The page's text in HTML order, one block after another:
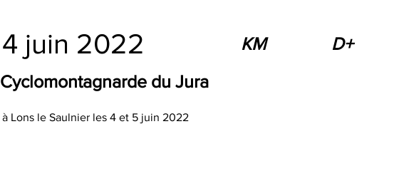
4 juin 2022 KM
D+
Cyclomontagnarde du Jura
à Lons le Saulnier les 4 et 5 juin 2022